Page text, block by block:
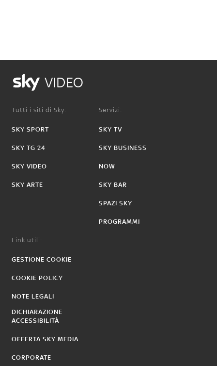
VIDEO
Tutti i siti di Sky:
SKY SPORT
SKY TG 24
SKY VIDEO
SKY ARTE
Servizi:
SKY TV
SKY BUSINESS
NOW
SKY BAR
SPAZI SKY
PROGRAMMI
Link utili:
GESTIONE COOKIE
COOKIE POLICY
NOTE LEGALI
DICHIARAZIONE
ACCESSIBILITÀ
OFFERTA SKY MEDIA
CORPORATE